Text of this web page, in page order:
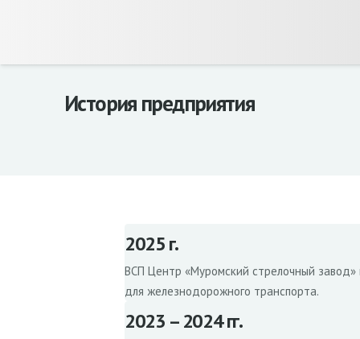
История предприятия
2025 г.
ВСП Центр «Муромский стрелочный завод»
для железнодорожного транспорта.
2023 – 2024 гг.